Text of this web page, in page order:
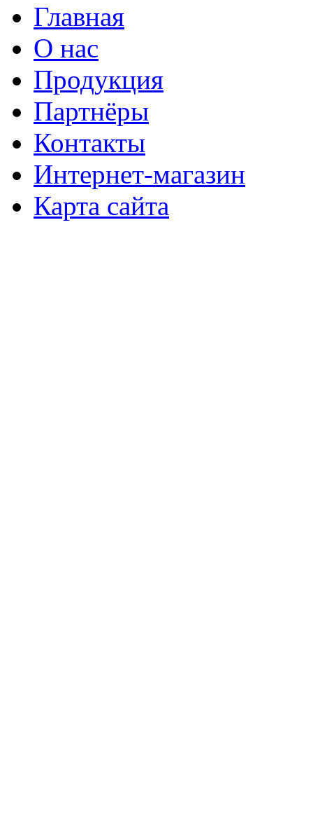
Главная
О нас
Продукция
Партнёры
Контакты
Интернет-магазин
Карта сайта